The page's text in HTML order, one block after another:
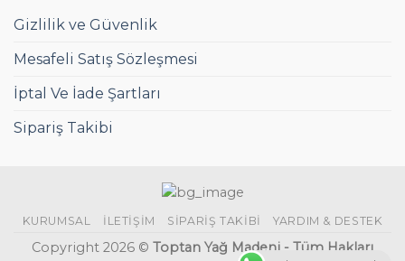
Gizlilik ve Güvenlik
Mesafeli Satış Sözleşmesi
İptal Ve İade Şartları
Sipariş Takibi
KURUMSAL İLETIŞIM SIPARIŞ TAKIBI YARDIM & DESTEK
Copyright 2026 © Toptan Yağ Madeni - Tüm Hakları